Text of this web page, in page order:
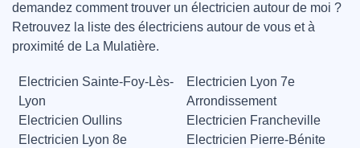
demandez comment trouver un électricien autour de moi ?
Retrouvez la liste des électriciens autour de vous et à
proximité de La Mulatière.
Electricien Sainte-Foy-Lès-
Lyon
Electricien Lyon 7e
Arrondissement
Electricien Oullins
Electricien Francheville
Electricien Lyon 8e
Electricien Pierre-Bénite